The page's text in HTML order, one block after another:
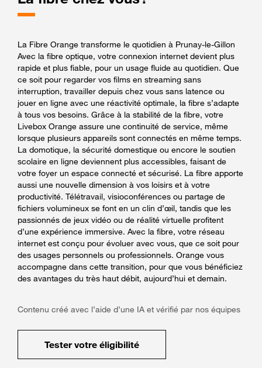
La Fibre Orange transforme le quotidien à Prunay-le-Gillon
Avec la fibre optique, votre connexion internet devient plus
rapide et plus fiable, pour un usage fluide au quotidien. Que
ce soit pour regarder vos films en streaming sans
interruption, travailler depuis chez vous sans latence ou
jouer en ligne avec une réactivité optimale, la fibre s’adapte
à tous vos besoins. Grâce à la stabilité de la fibre, votre
Livebox Orange assure une continuité de service, même
lorsque plusieurs appareils sont connectés en même temps.
La domotique, la sécurité domestique ou encore le soutien
scolaire en ligne deviennent plus accessibles, faisant de
votre foyer un espace connecté et sécurisé. La fibre apporte
aussi une nouvelle dimension à vos loisirs et à votre
productivité. Télétravail, visioconférences ou partage de
fichiers volumineux se font en un clin d’œil, tandis que les
passionnés de jeux vidéo ou de réalité virtuelle profitent
d’une expérience immersive. Avec la fibre, votre réseau
internet est conçu pour évoluer avec vous, que ce soit pour
des usages personnels ou professionnels. Orange vous
accompagne dans cette transition, pour que vous bénéficiez
des avantages du très haut débit, aujourd’hui et demain.
Contenu créé avec l’aide d’une IA et vérifié par nos équipes
Tester votre éligibilité